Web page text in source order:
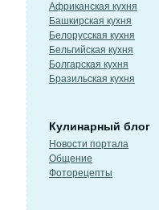
Африканская кухня
Башкирская кухня
Белорусская кухня
Бельгийская кухня
Болгарская кухня
Бразильская кухня
Кулинарный блог
Новости портала
Общение
Фоторецепты